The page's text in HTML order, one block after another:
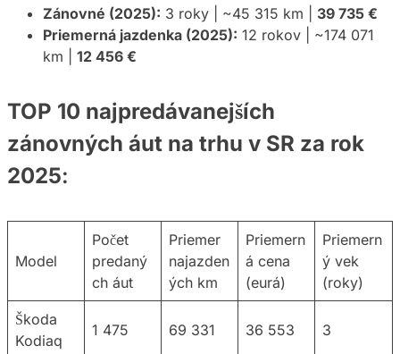
Zánovné (2025): 3 roky | ~45 315 km | 39 735 €
Priemerná jazdenka (2025): 12 rokov | ~174 071
km | 12 456 €
TOP 10 najpredávanejších
zánovných áut na trhu v SR za rok
2025:
Model
Počet
predaný
ch áut
Priemer
najazden
ých km
Priemern
á cena
(eurá)
Priemern
ý vek
(roky)
Škoda
Kodiaq
1 475 69 331 36 553 3